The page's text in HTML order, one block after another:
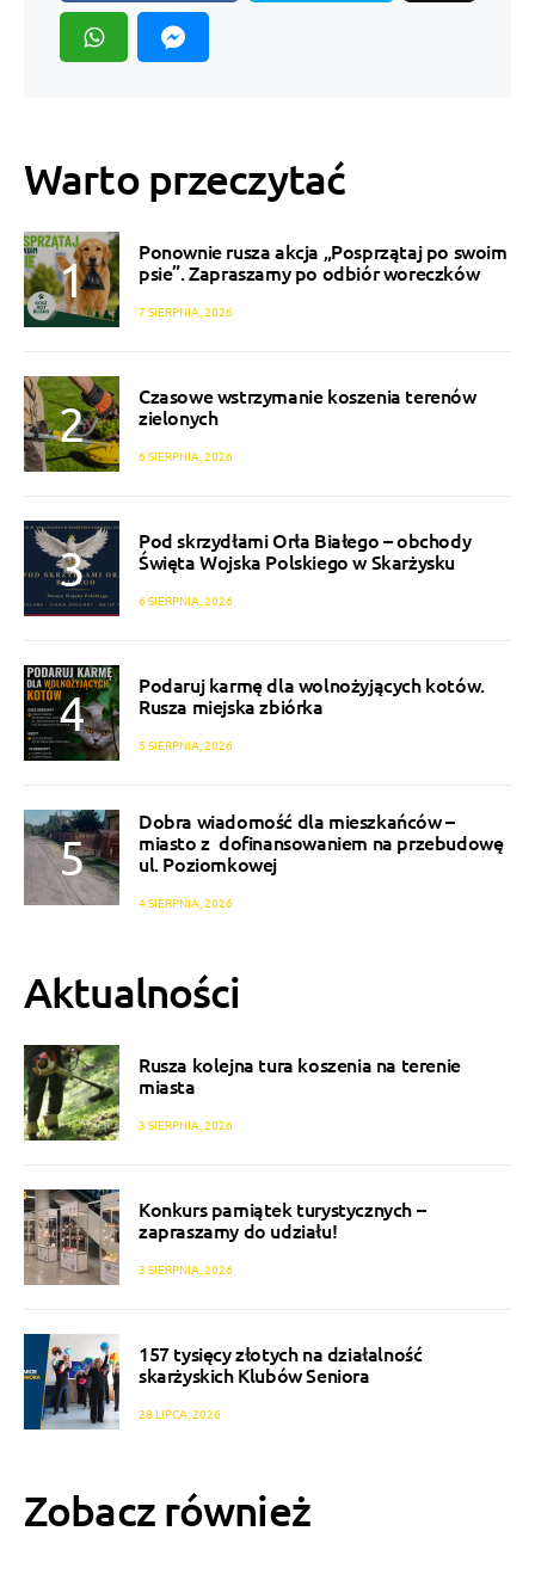
Warto przeczytać
Ponownie rusza akcja „Posprzątaj po swoim
psie”. Zapraszamy po odbiór woreczków
7 SIERPNIA, 2026
Czasowe wstrzymanie koszenia terenów
zielonych
6 SIERPNIA, 2026
Pod skrzydłami Orła Białego – obchody
Święta Wojska Polskiego w Skarżysku
6 SIERPNIA, 2026
Podaruj karmę dla wolnożyjących kotów.
Rusza miejska zbiórka
5 SIERPNIA, 2026
Dobra wiadomość dla mieszkańców –
miasto z dofinansowaniem na przebudowę
ul. Poziomkowej
4 SIERPNIA, 2026
Aktualności
Rusza kolejna tura koszenia na terenie
miasta
3 SIERPNIA, 2026
Konkurs pamiątek turystycznych –
zapraszamy do udziału!
3 SIERPNIA, 2026
157 tysięcy złotych na działalność
skarżyskich Klubów Seniora
28 LIPCA, 2026
Zobacz również